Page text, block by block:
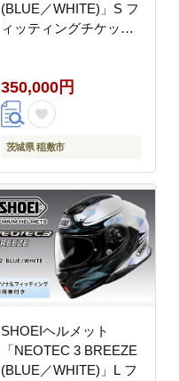
(BLUE／WHITE)」S フ
ィッティングチケット
ーリング ショウエイ
[1874]
350,000円
茨城県 稲敷市
SHOEIヘルメット
「NEOTEC 3 BREEZE
(BLUE／WHITE)」L フ